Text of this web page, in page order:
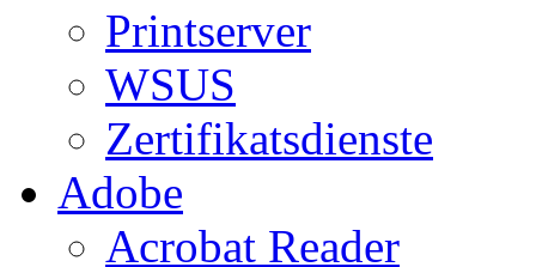
Printserver
WSUS
Zertifikatsdienste
Adobe
Acrobat Reader